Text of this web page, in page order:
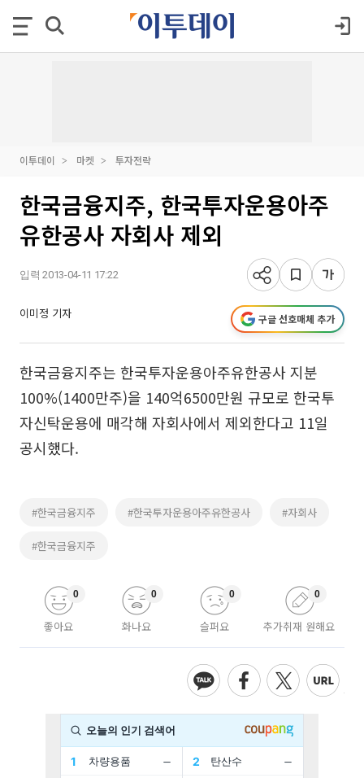
이투데이 마켓 투자전략
한국금융지주, 한국투자운용아주
유한공사 자회사 제외
입력 2013-04-11 17:22
이미정 기자 구글 선호매체 추가
한국금융지주는 한국투자운용아주유한공사 지분
100%(1400만주)을 140억6500만원 규모로 한국투
자신탁운용에 매각해 자회사에서 제외한다고 11일
공시했다.
#한국금융지주 #한국투자운용아주유한공사 #자회사
#한국금융지주
좋아요
0
화나요
0
슬퍼요
0
추가취재 원해요
0